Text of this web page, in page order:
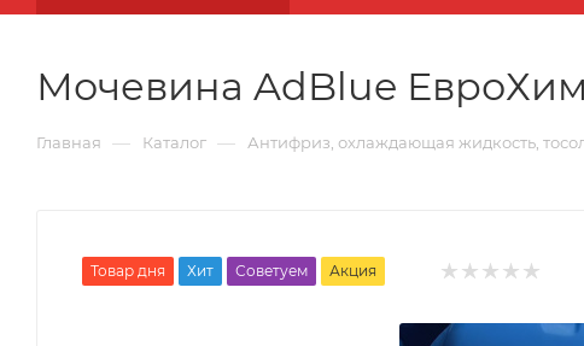
Мочевина AdBlue
Главная — Каталог — Антифриз, охлаждающая жидкость,
Товар дня Хит Советуем Акция